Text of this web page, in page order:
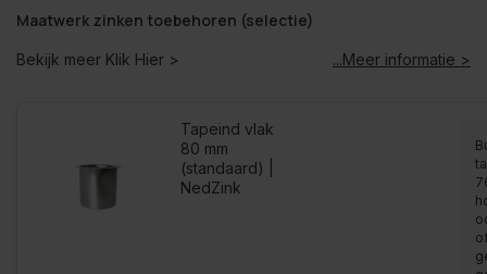
Maatwerk zinken toebehoren (selectie)
Bekijk meer Klik Hier > ...Meer informatie >
Tapeind vlak
80 mm
(standaard) |
NedZink